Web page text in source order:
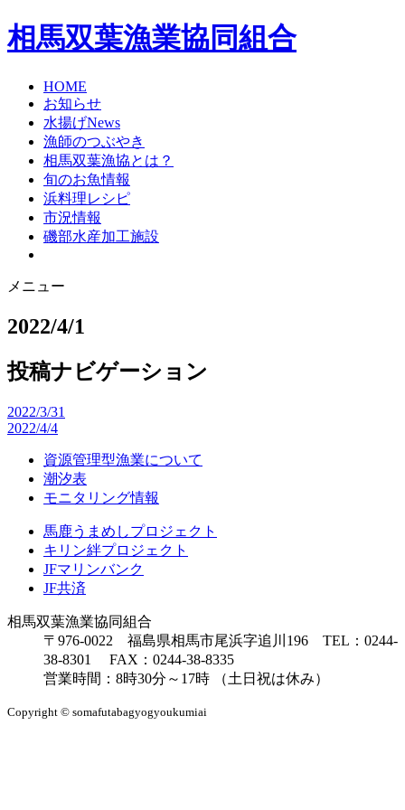
相馬双葉漁業協同組合
HOME
お知らせ
水揚げNews
漁師のつぶやき
相馬双葉漁協とは？
旬のお魚情報
浜料理レシピ
市況情報
磯部水産加工施設
メニュー
2022/4/1
投稿ナビゲーション
2022/3/31
2022/4/4
資源管理型漁業について
潮汐表
モニタリング情報
馬鹿うまめしプロジェクト
キリン絆プロジェクト
JFマリンバンク
JF共済
相馬双葉漁業協同組合
〒976-0022 福島県相馬市尾浜字追川196 TEL：0244-
38-8301 FAX：0244-38-8335
営業時間：8時30分～17時 （土日祝は休み）
Copyright © somafutabagyogyoukumiai